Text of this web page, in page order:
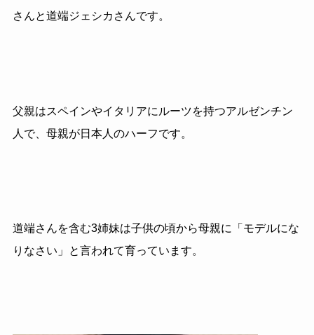
さんと道端ジェシカさんです。
父親はスペインやイタリアにルーツを持つアルゼンチン
人で、母親が日本人のハーフです。
道端さんを含む3姉妹は子供の頃から母親に「モデルにな
りなさい」と言われて育っています。